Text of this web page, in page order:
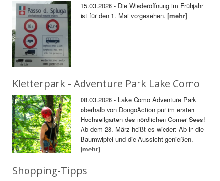
15.03.2026 - Die Wiederöffnung im Frühjahr
ist für den 1. Mai vorgesehen.[mehr]
Kletterpark - Adventure Park Lake Como
08.03.2026 - Lake Como Adventure Park
oberhalb von DongoAction pur im ersten
Hochseilgarten des nördlichen Comer Sees!
Ab dem 28. März heißt es wieder: Ab in die
Baumwipfel und die Aussicht genießen.
[mehr]
Shopping-Tipps